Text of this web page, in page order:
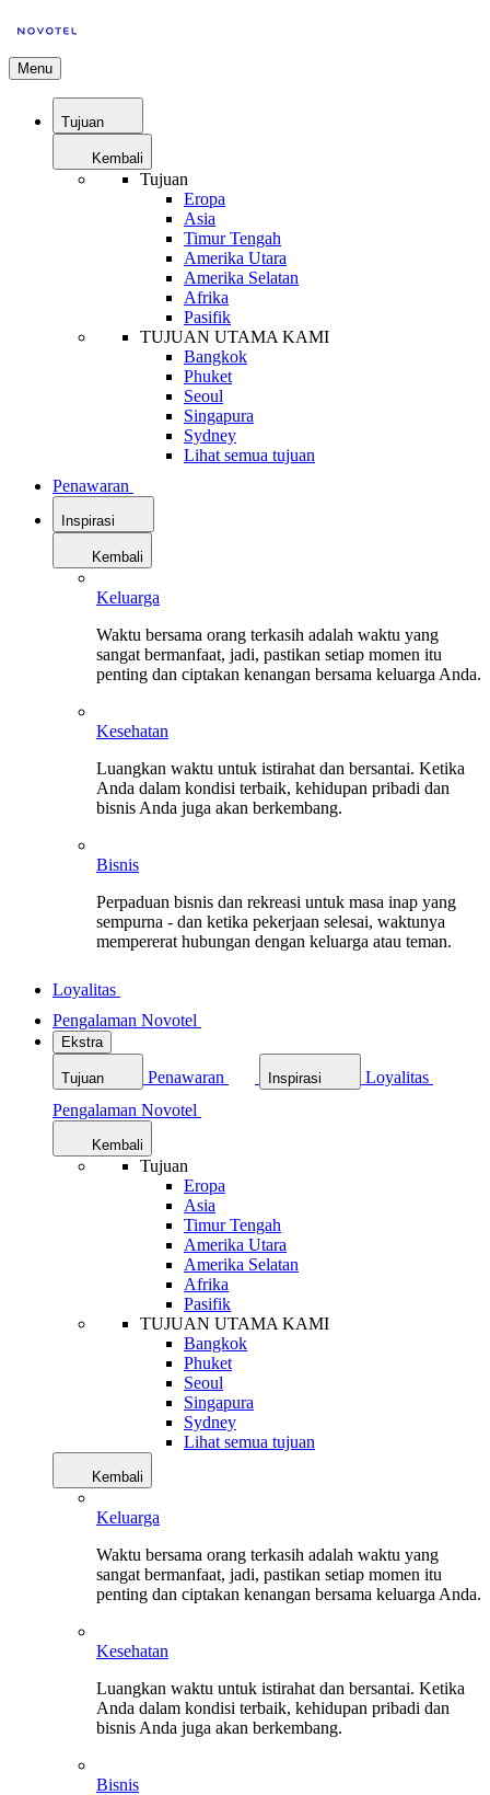
Menu
Tujuan
Kembali
Tujuan
Eropa
Asia
Timur Tengah
Amerika Utara
Amerika Selatan
Afrika
Pasifik
TUJUAN UTAMA KAMI
Bangkok
Phuket
Seoul
Singapura
Sydney
Lihat semua tujuan
Penawaran
Inspirasi
Kembali
Keluarga
Waktu bersama orang terkasih adalah waktu yang
sangat bermanfaat, jadi, pastikan setiap momen itu
penting dan ciptakan kenangan bersama keluarga Anda.
Kesehatan
Luangkan waktu untuk istirahat dan bersantai. Ketika
Anda dalam kondisi terbaik, kehidupan pribadi dan
bisnis Anda juga akan berkembang.
Bisnis
Perpaduan bisnis dan rekreasi untuk masa inap yang
sempurna - dan ketika pekerjaan selesai, waktunya
mempererat hubungan dengan keluarga atau teman.
Loyalitas
Pengalaman Novotel
Ekstra
Tujuan Penawaran Inspirasi
Loyalitas
Pengalaman Novotel
Kembali
Tujuan
Eropa
Asia
Timur Tengah
Amerika Utara
Amerika Selatan
Afrika
Pasifik
TUJUAN UTAMA KAMI
Bangkok
Phuket
Seoul
Singapura
Sydney
Lihat semua tujuan
Kembali
Keluarga
Waktu bersama orang terkasih adalah waktu yang
sangat bermanfaat, jadi, pastikan setiap momen itu
penting dan ciptakan kenangan bersama keluarga Anda.
Kesehatan
Luangkan waktu untuk istirahat dan bersantai. Ketika
Anda dalam kondisi terbaik, kehidupan pribadi dan
bisnis Anda juga akan berkembang.
Bisnis